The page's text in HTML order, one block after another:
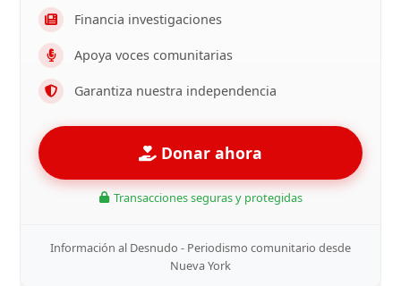
Financia investigaciones
Apoya voces comunitarias
Garantiza nuestra independencia
Donar ahora
Transacciones seguras y protegidas
Información al Desnudo - Periodismo comunitario desde
Nueva York